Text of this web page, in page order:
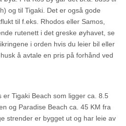
og til Tigaki. Det er også gode
til f.eks. Rhodos eller Samos,
rutenett i det greske øyhavet, se
i orden hvis du leier bil eller
å avtale en pris på forhånd ved
er Tigaki Beach som ligger ca. 8.5
og Paradise Beach ca. 45 KM fra
strender er bygget ut og har leie av